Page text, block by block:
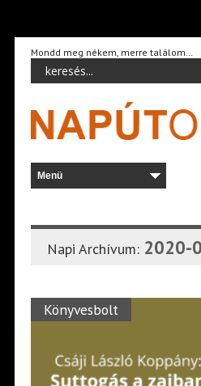
Mondd meg nékem, merre találom…
Napi Archívum: 2020-
Könyvesbolt